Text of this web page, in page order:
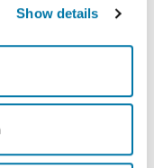
Show details
strategische
als auch
Vorstoffe.